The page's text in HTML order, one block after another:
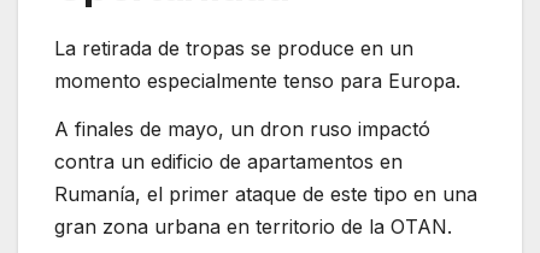
La retirada de tropas se produce en un
momento especialmente tenso para Europa.
A finales de mayo, un dron ruso impactó
contra un edificio de apartamentos en
Rumanía, el primer ataque de este tipo en una
gran zona urbana en territorio de la OTAN.